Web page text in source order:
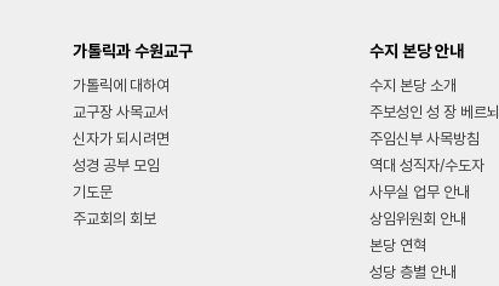
가톨릭과 수원교구
가톨릭에 대하여
교구장 사목교서
신자가 되시려면
성경 공부 모임
기도문
주교회의 회보
수지 본당 안내
수지 본당 소개
주보성인 성 장 베르뇌
주임신부 사목방침
역대 성직자/수도자
사무실 업무 안내
상임위원회 안내
본당 연혁
성당 층별 안내